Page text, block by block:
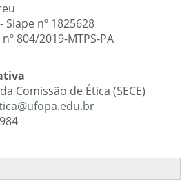
nº 1825628
804/2019-MTPS-PA
Comissão de Ética (SECE)